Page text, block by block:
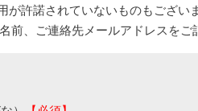
が許諾されていないものもござい
前、ご連絡先メールアドレスをご